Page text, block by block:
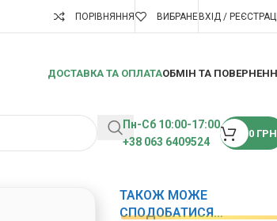
ПОРІВНЯННЯ ВИБРАНЕВХІД /
ДОСТАВКА ТА ОПЛАТАОБМІН ТА
Пн-Сб 10:00-17:00
+38 063 6409524
0 ГРН
ТАКОЖ МОЖЕ
СПОДОБАТИСЯ…